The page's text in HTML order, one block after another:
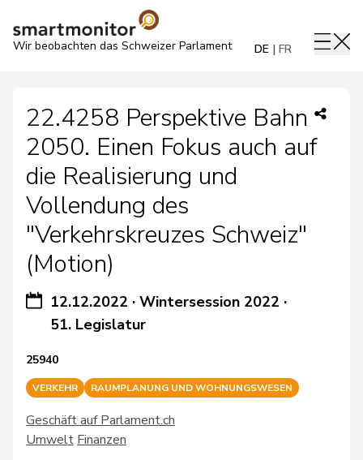
Wir beobachten das Schweizer Parlament DE FR
22.4258 Perspektive Bahn
2050. Einen Fokus auch auf
die Realisierung und
Vollendung des
"Verkehrskreuzes Schweiz"
(Motion)
12.12.2022 ·Wintersession 2022 ·
51. Legislatur
25940
VERKEHR RAUMPLANUNG UND WOHNUNGSWESEN
Geschäft auf Parlament.ch
Umwelt Finanzen